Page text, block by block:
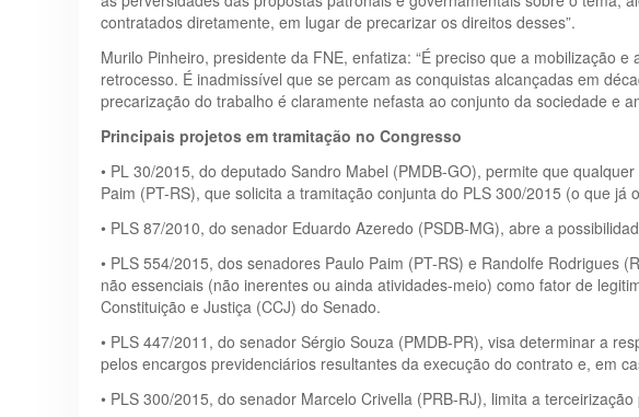
contratados diretamente, em lugar de precarizar os direitos desses”.
Murilo Pinheiro, presidente da FNE, enfatiza: “É preciso que a mobilização
retrocesso. É inadmissível que se percam as conquistas alcançadas em
precarização do trabalho é claramente nefasta ao conjunto da sociedade e
Principais projetos em tramitação no Congresso
• PL 30/2015, do deputado Sandro Mabel (PMDB-GO), permite que
Paim (PT-RS), que solicita a tramitação conjunta do PLS 300/2015 (o que já
• PLS 87/2010, do senador Eduardo Azeredo (PSDB-MG), abre a
• PLS 554/2015, dos senadores Paulo Paim (PT-RS) e Randolfe
não essenciais (não inerentes ou ainda atividades-meio) como fator de
Constituição e Justiça (CCJ) do Senado.
• PLS 447/2011, do senador Sérgio Souza (PMDB-PR), visa determinar a
pelos encargos previdenciários resultantes da execução do contrato e, em
• PLS 300/2015, do senador Marcelo Crivella (PRB-RJ), limita a